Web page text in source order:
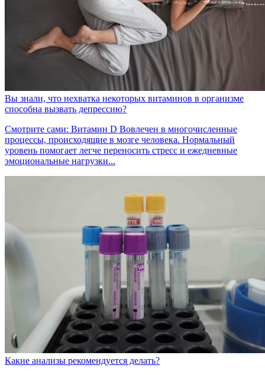
Вы знали, что нехватка некоторых витаминов в организме
способна вызвать депрессию?
Смотрите сами: Витамин D Вовлечен в многочисленные
процессы, происходящие в мозге человека. Нормальный
уровень помогает легче переносить стресс и ежедневные
эмоциональные нагрузки...
Какие анализы рекомендуется делать?